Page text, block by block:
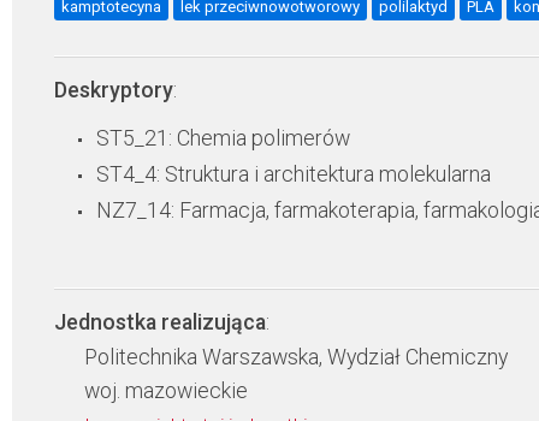
kamptotecyna lek przeciwnowotworowy polilaktyd PLA
Deskryptory:
ST5_21: Chemia polimerów
ST4_4: Struktura i architektura molekularna
NZ7_14: Farmacja, farmakoterapia,
Jednostka realizująca:
Politechnika Warszawska, Wydział Chemiczny
woj. mazowieckie